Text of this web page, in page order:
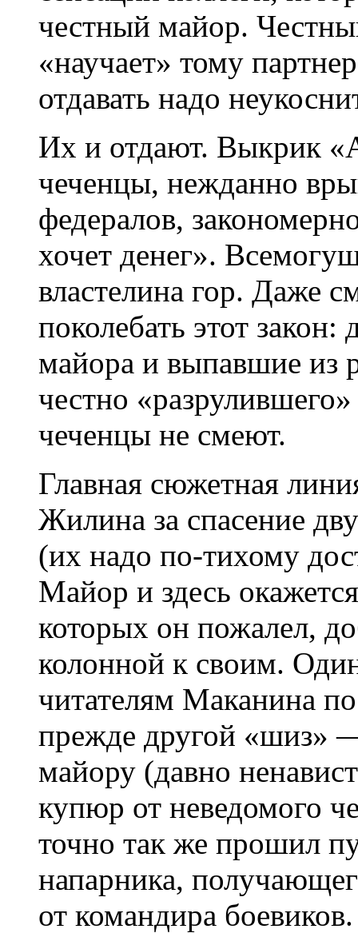
честный майор.
«научает» тому
отдавать надо
Их и отдают. Выкрик
чеченцы, нежданно
федералов,
хочет денег».
властелина гор. Даже
поколебать этот
майора и выпавшие из
честно
чеченцы не смеют.
Главная сюжетная
Жилина за спасение
(их надо по-тихому
Майор и здесь
которых он пожалел,
колонной к своим.
читателям Маканина
прежде другой «шиз»
майору (давно
купюр от неведомого
точно так же прошил
напарника,
от командира